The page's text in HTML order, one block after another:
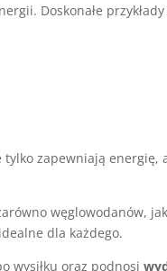
Doskonałe
zapewniają energię,
węglowodanów,
dla każdego.
wysiłku oraz podnosi